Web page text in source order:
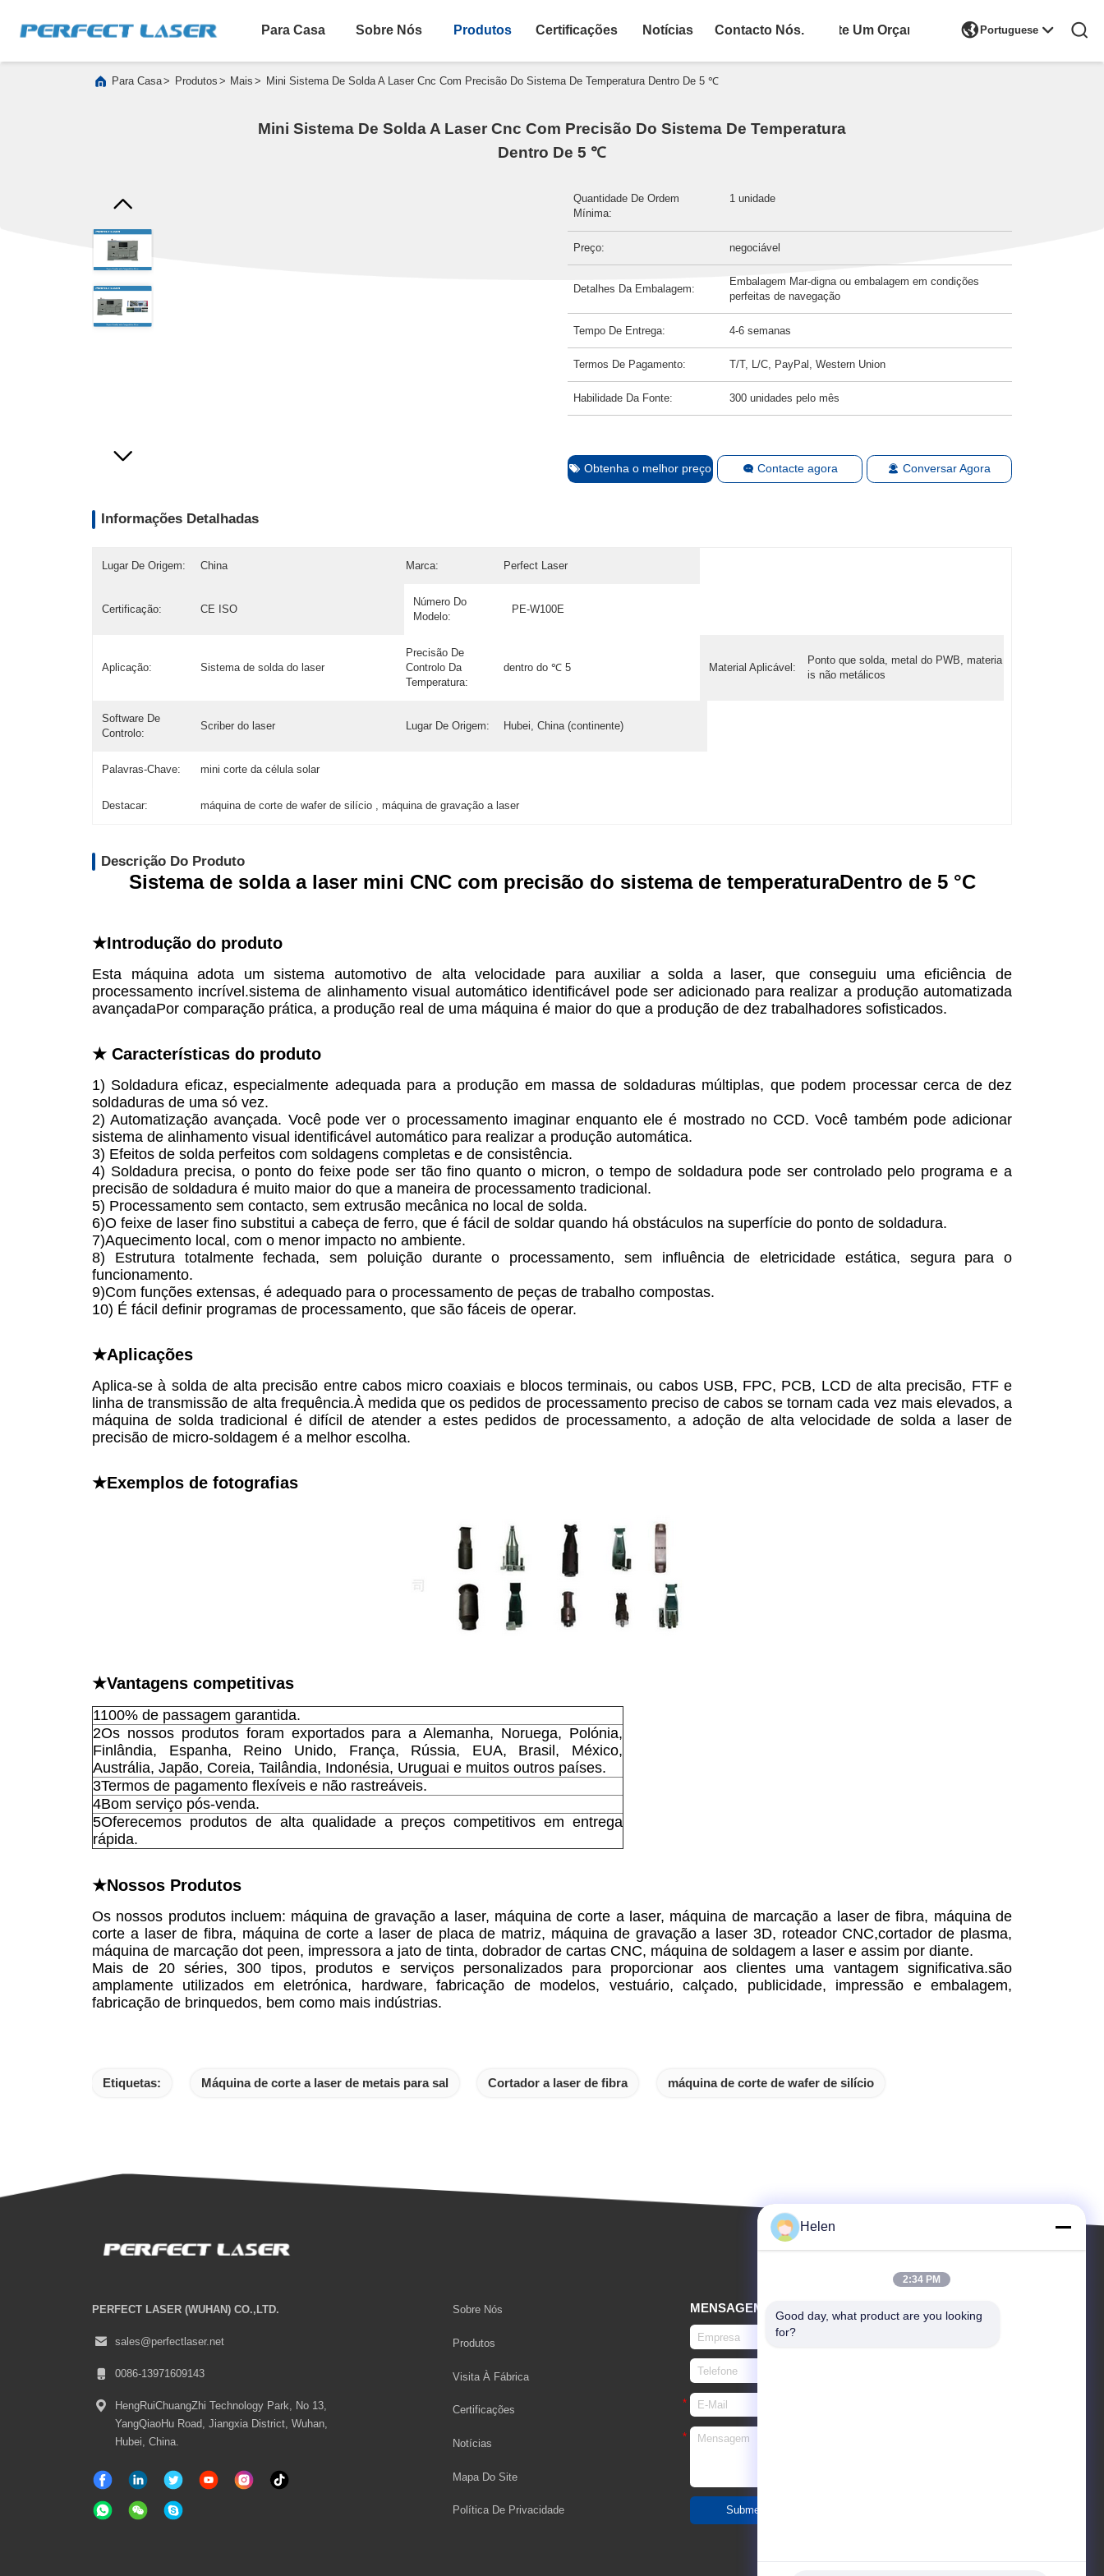
Para Casa Sobre Nós Produtos Certificações Notícias Contacto Nós.Solicite Um Orçamento Portuguese 
Para Casa> Produtos > Mais > Mini Sistema De Solda A Laser Cnc Com Precisão Do Sistema De Temperatura Dentro De 5 ℃
Mini Sistema De Solda A Laser Cnc Com Precisão Do Sistema De Temperatura
Dentro De 5 ℃
Quantidade De Ordem
Mínima:
1 unidade
Preço: negociável
Detalhes Da Embalagem:
Embalagem Mar-digna ou embalagem em condições
perfeitas de navegação
Tempo De Entrega: 4-6 semanas
Termos De Pagamento: T/T, L/C, PayPal, Western Union
Habilidade Da Fonte: 300 unidades pelo mês
Obtenha o melhor preço Contacte agora Conversar Agora
Informações Detalhadas
Lugar De Origem: China Marca: Perfect Laser
Certificação: CE ISO
Número Do
Modelo:
PE-W100E
Aplicação: Sistema de solda do laser
Precisão De
Controlo Da
Temperatura:
dentro do ℃ 5 Material Aplicável:
Ponto que solda, metal do PWB, materia
is não metálicos
Software De
Controlo:
Scriber do laser Lugar De Origem: Hubei, China (continente)
Palavras-Chave: mini corte da célula solar
Destacar: máquina de corte de wafer de silício , máquina de gravação a laser
Descrição Do Produto
Sistema de solda a laser mini CNC com precisão do sistema de temperaturaDentro de 5 °C
★Introdução do produto
Esta máquina adota um sistema automotivo de alta velocidade para auxiliar a solda a laser, que conseguiu uma eficiência de
processamento incrível.sistema de alinhamento visual automático identificável pode ser adicionado para realizar a produção automatizada
avançadaPor comparação prática, a produção real de uma máquina é maior do que a produção de dez trabalhadores sofisticados.
★ Características do produto
1) Soldadura eficaz, especialmente adequada para a produção em massa de soldaduras múltiplas, que podem processar cerca de dez
soldaduras de uma só vez.
2) Automatização avançada. Você pode ver o processamento imaginar enquanto ele é mostrado no CCD. Você também pode adicionar
sistema de alinhamento visual identificável automático para realizar a produção automática.
3) Efeitos de solda perfeitos com soldagens completas e de consistência.
4) Soldadura precisa, o ponto do feixe pode ser tão fino quanto o micron, o tempo de soldadura pode ser controlado pelo programa e a
precisão de soldadura é muito maior do que a maneira de processamento tradicional.
5) Processamento sem contacto, sem extrusão mecânica no local de solda.
6)O feixe de laser fino substitui a cabeça de ferro, que é fácil de soldar quando há obstáculos na superfície do ponto de soldadura.
7)Aquecimento local, com o menor impacto no ambiente.
8) Estrutura totalmente fechada, sem poluição durante o processamento, sem influência de eletricidade estática, segura para o
funcionamento.
9)Com funções extensas, é adequado para o processamento de peças de trabalho compostas.
10) É fácil definir programas de processamento, que são fáceis de operar.
★Aplicações
Aplica-se à solda de alta precisão entre cabos micro coaxiais e blocos terminais, ou cabos USB, FPC, PCB, LCD de alta precisão, FTF e
linha de transmissão de alta frequência.À medida que os pedidos de processamento preciso de cabos se tornam cada vez mais elevados, a
máquina de solda tradicional é difícil de atender a estes pedidos de processamento, a adoção de alta velocidade de solda a laser de
precisão de micro-soldagem é a melhor escolha.
★Exemplos de fotografias
★Vantagens competitivas
1100% de passagem garantida.
2Os nossos produtos foram exportados para a Alemanha, Noruega, Polónia,
Finlândia, Espanha, Reino Unido, França, Rússia, EUA, Brasil, México,
Austrália, Japão, Coreia, Tailândia, Indonésia, Uruguai e muitos outros países.
3Termos de pagamento flexíveis e não rastreáveis.
4Bom serviço pós-venda.
5Oferecemos produtos de alta qualidade a preços competitivos em entrega
rápida.
★Nossos Produtos
Os nossos produtos incluem: máquina de gravação a laser, máquina de corte a laser, máquina de marcação a laser de fibra, máquina de
corte a laser de fibra, máquina de corte a laser de placa de matriz, máquina de gravação a laser 3D, roteador CNC,cortador de plasma,
máquina de marcação dot peen, impressora a jato de tinta, dobrador de cartas CNC, máquina de soldagem a laser e assim por diante.
Mais de 20 séries, 300 tipos, produtos e serviços personalizados para proporcionar aos clientes uma vantagem significativa.são
amplamente utilizados em eletrónica, hardware, fabricação de modelos, vestuário, calçado, publicidade, impressão e embalagem,
fabricação de brinquedos, bem como mais indústrias.
Etiquetas: Máquina de corte a laser de metais para sal Cortador a laser de fibra máquina de corte de wafer de silício
PERFECT LASER (WUHAN) CO.,LTD.
sales@perfectlaser.net
0086-13971609143
HengRuiChuangZhi Technology Park, No 13,
YangQiaoHu Road, Jiangxia District, Wuhan,
Hubei, China.
Sobre Nós
Produtos
Visita À Fábrica
Certificações
Notícias
Mapa Do Site
Política De Privacidade
MENSAGEM
Submeta
Helen
2:34 PM
Good day, what product are you looking
for?